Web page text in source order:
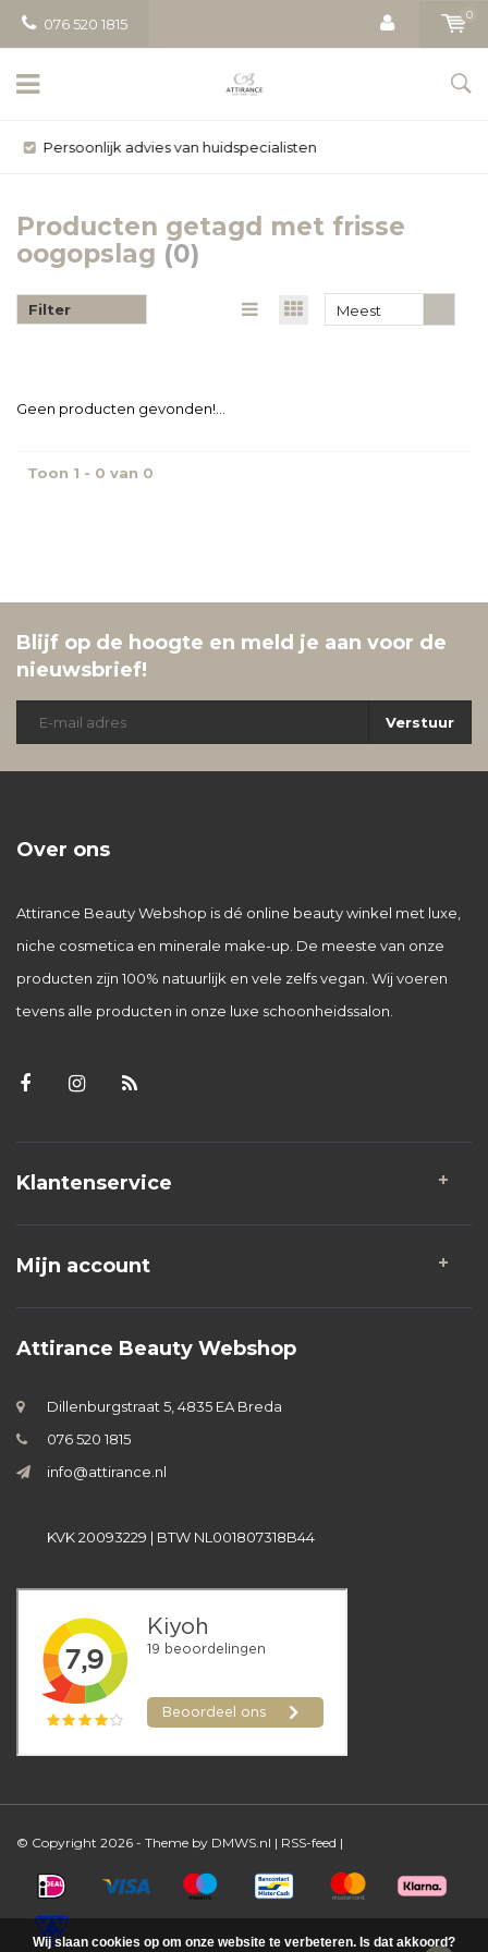
076 520 1815
0
Gratis bezorging vanaf € 50
Producten getagd met frisse
oogopslag (0)
Filter
Meest
Geen producten gevonden!...
Toon 1 - 0 van 0
Blijf op de hoogte en meld je aan voor de
nieuwsbrief!
Verstuur
Over ons
Attirance Beauty Webshop is dé online beauty winkel met luxe,
niche cosmetica en minerale make-up. De meeste van onze
producten zijn 100% natuurlijk en vele zelfs vegan. Wij voeren
tevens alle producten in onze luxe schoonheidssalon.
Klantenservice
Mijn account
Attirance Beauty Webshop
Dillenburgstraat 5, 4835 EA Breda
076 520 1815
info@attirance.nl
KVK 20093229 | BTW NL001807318B44
© Copyright 2026 - Theme by DMWS.nl | RSS-feed |
Wij slaan cookies op om onze website te verbeteren. Is dat akkoord?